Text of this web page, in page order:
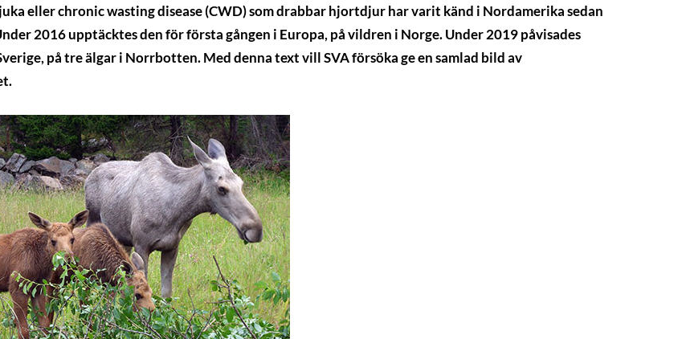
eller chronic wasting disease (CWD) som drabbar hjortdjur har varit känd i Nordamerika sedan
2016 upptäcktes den för första gången i Europa, på vildren i Norge. Under 2019 påvisades
på tre älgar i Norrbotten. Med denna text vill SVA försöka ge en samlad bild av